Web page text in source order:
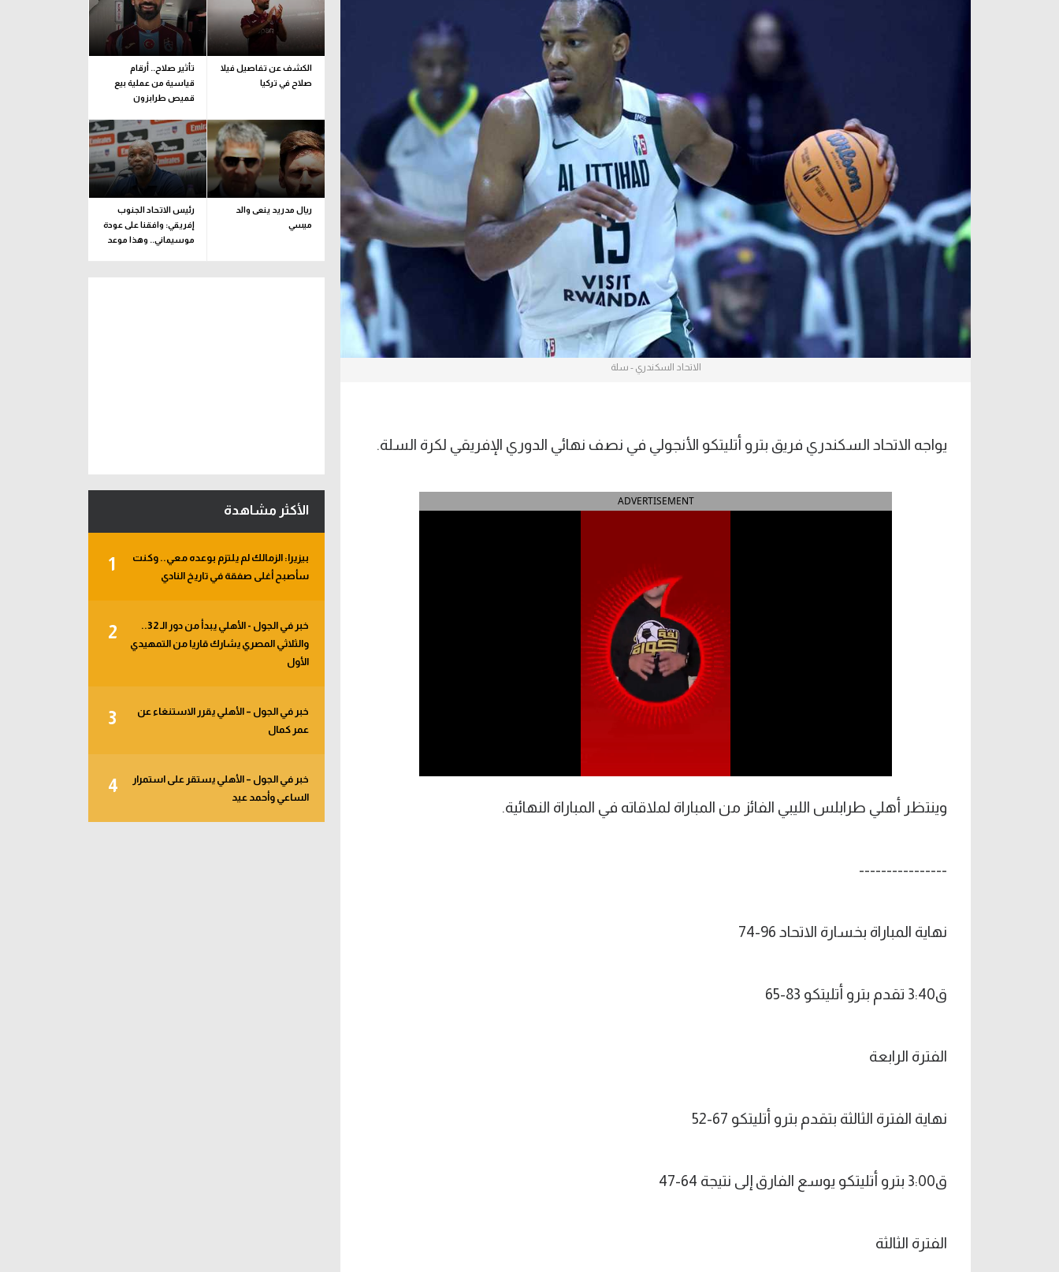
الدوري السعودي للمحترفين
دوري أبطال إفريقيا
كل البطولات
دوري أبطال أوروبا
القسم الثاني
رياضات أخرى
الاتحاد السكندري - سلة
يواجه الاتحاد السكندري فريق بترو أتليتكو الأنجولي في نصف نهائي الدوري الإفريقي لكرة السلة.
ADVERTISEMENT
وينتظر أهلي طرابلس الليبي الفائز من المباراة لملاقاته في المباراة النهائية.
----------------
نهاية المباراة بخسارة الاتحاد 96-74
ق3:40 تقدم بترو أتليتكو 83-65
الفترة الرابعة
نهاية الفترة الثالثة بتقدم بترو أتليتكو 67-52
ق3:00 بترو أتليتكو يوسع الفارق إلى نتيجة 64-47
الفترة الثالثة
الكشف عن تفاصيل فيلا
صلاح في تركيا
تأثير صلاح.. أرقام
قياسية من عملية بيع
قميص طرابزون
ريال مدريد ينعى والد
ميسي
رئيس الاتحاد الجنوب
إفريقي: وافقنا على عودة
موسيماني.. وهذا موعد
الأكثر مشاهدة
1
بيزيرا: الزمالك لم يلتزم بوعده معي.. وكنت
سأصبح أغلى صفقة في تاريخ النادي
2
خبر في الجول - الأهلي يبدأ من دور الـ 32..
والثلاثي المصري يشارك قاريا من التمهيدي
الأول
3
خبر في الجول – الأهلي يقرر الاستنغاء عن
عمر كمال
4
خبر في الجول – الأهلي يستقر على استمرار
الساعي وأحمد عيد